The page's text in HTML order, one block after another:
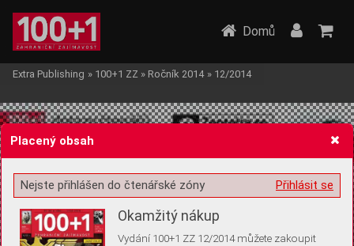
Žádost o souhlas s ukládáním volitelných informací
Domů
Extra Publishing » 100+1 ZZ » Ročník 2014 » 12/2014
Placený obsah
Přihlásit se
Nejste přihlášen do čtenářské zóny
Okamžitý nákup
Vydání 100+1 ZZ 12/2014 můžete zakoupit